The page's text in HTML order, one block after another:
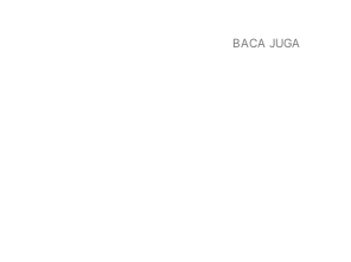
BACA JUGA